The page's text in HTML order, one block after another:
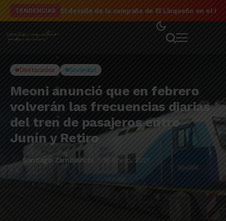
TENDENCIAS El detalle de la campaña de El Linqueño en el
Destacados Sociedad
Meoni anunció que en febrero
volverán las frecuencias diarias
del tren de pasajeros entre
Junín y Retiro
Santiago Zambianchi 16 Enero, 2021